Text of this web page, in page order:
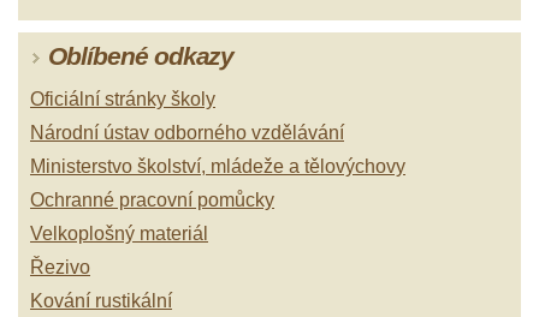
Oblíbené odkazy
Oficiální stránky školy
Národní ústav odborného vzdělávání
Ministerstvo školství, mládeže a tělovýchovy
Ochranné pracovní pomůcky
Velkoplošný materiál
Řezivo
Kování rustikální